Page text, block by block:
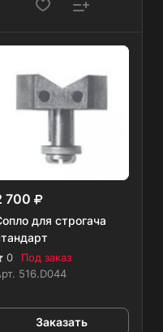
700
для строгача
0
Под заказ
516.D044
Заказать